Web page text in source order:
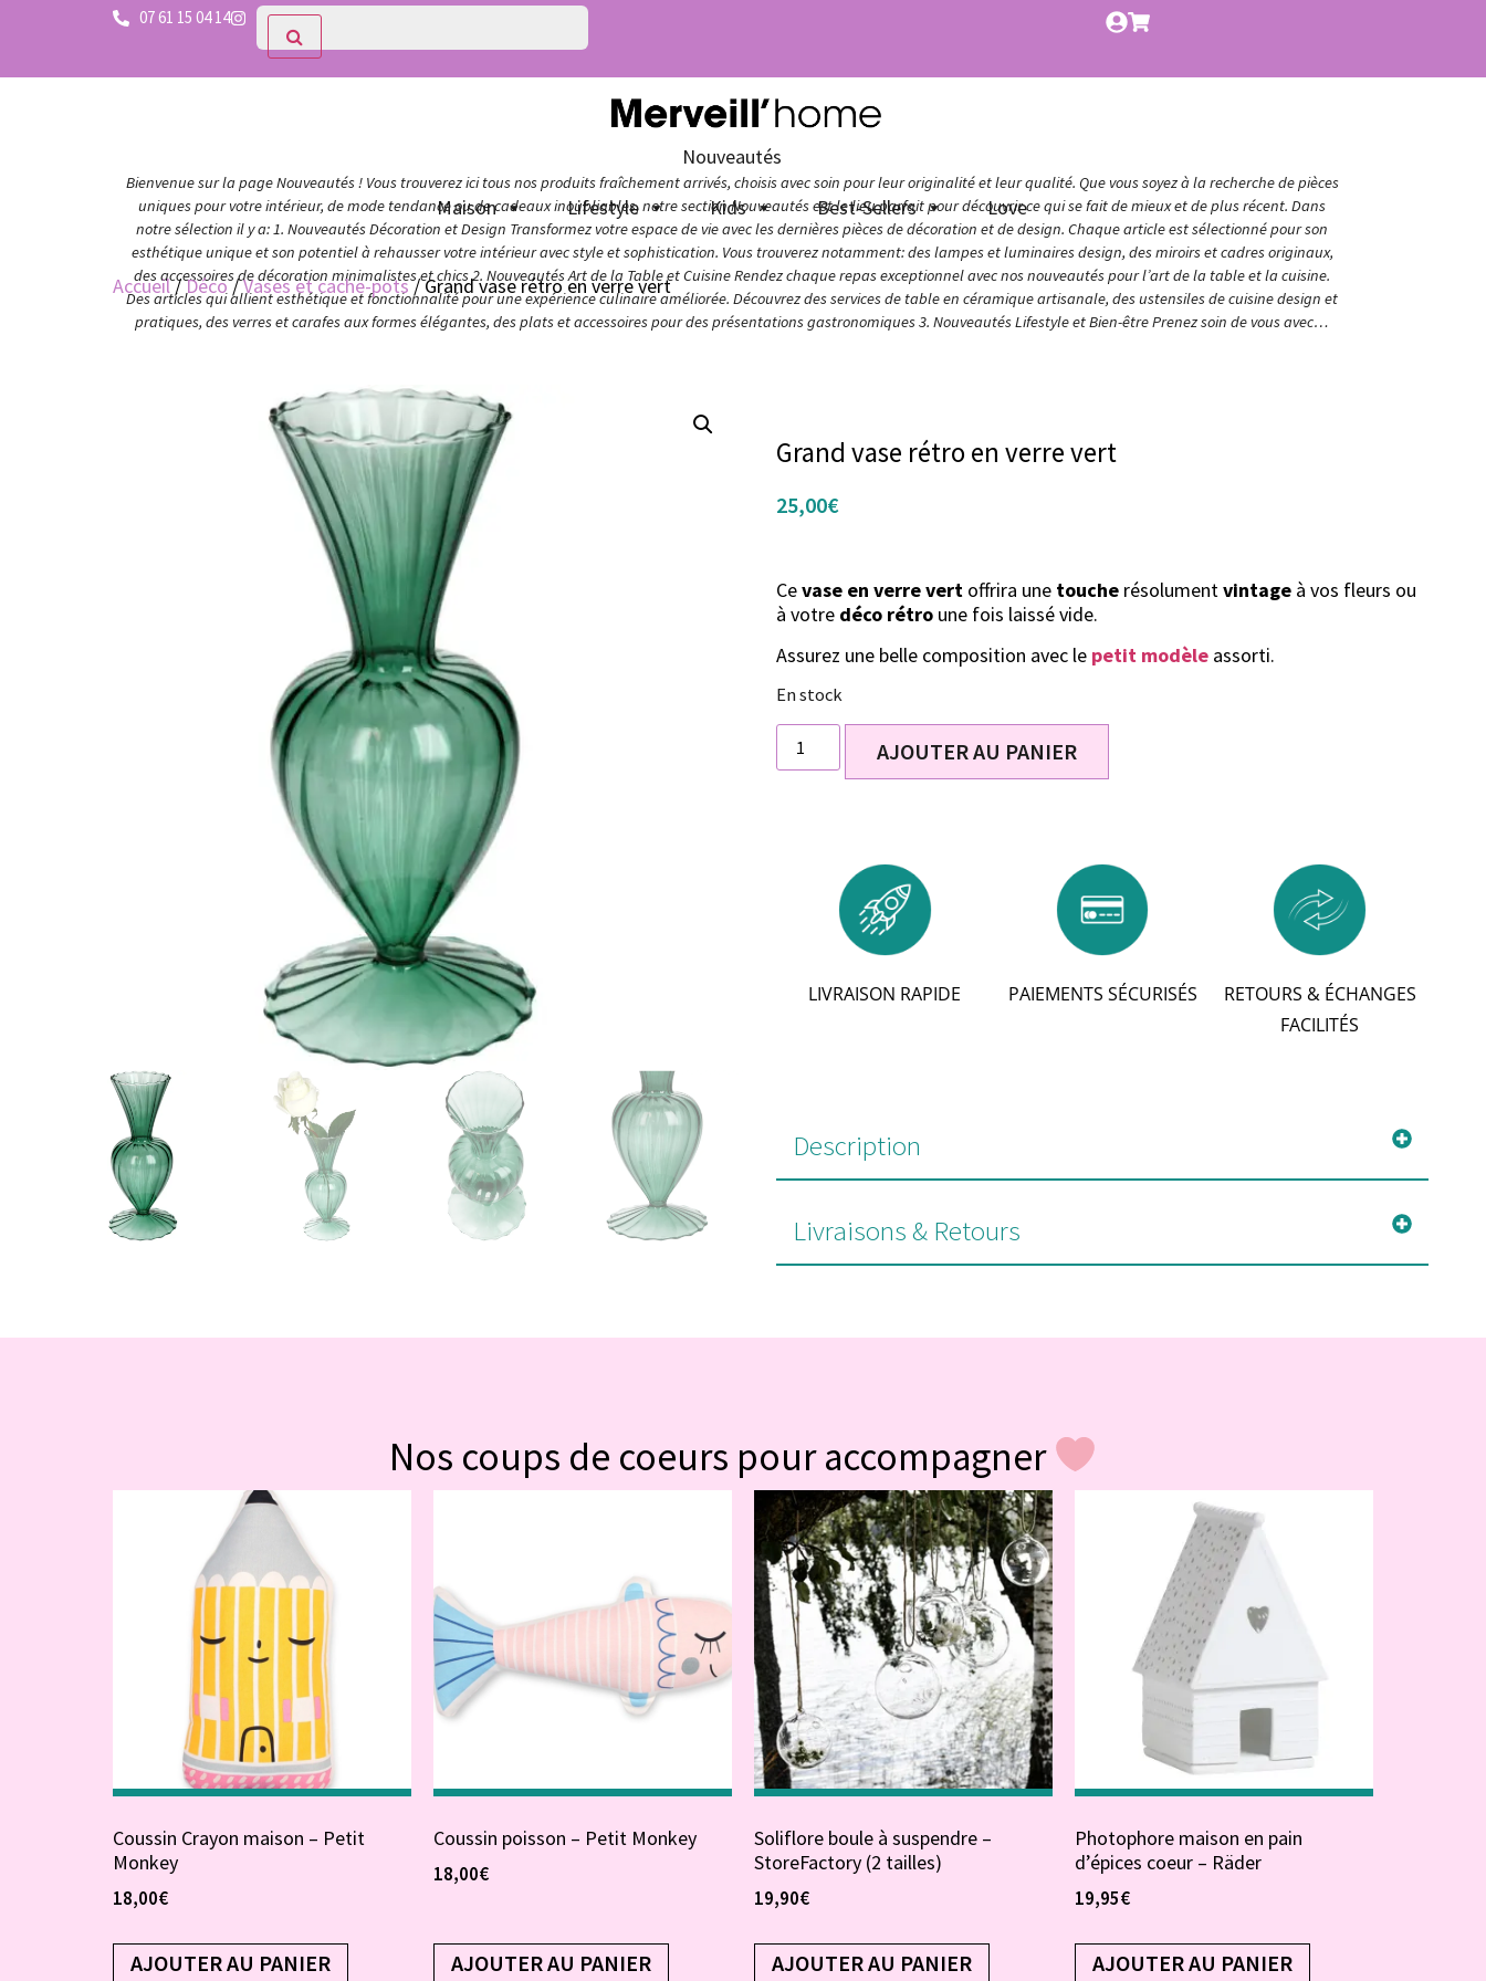
07 61 15 04 14
Nouveautés
Bienvenue sur la page Nouveautés ! Vous trouverez ici tous nos produits fraîchement arrivés, choisis avec soin pour leur originalité et leur qualité. Que vous soyez à la recherche de pièces
uniques pour votre intérieur, de mode tendance ou de cadeaux inoubliables, notre section Nouveautés est le lieu parfait pour découvrir ce qui se fait de mieux et de plus récent. Dans
notre sélection il y a: 1. Nouveautés Décoration et Design Transformez votre espace de vie avec les dernières pièces de décoration et de design. Chaque article est sélectionné pour son
esthétique unique et son potentiel à rehausser votre intérieur avec style et sophistication. Vous trouverez notamment: des lampes et luminaires design, des miroirs et cadres originaux,
des accessoires de décoration minimalistes et chics 2. Nouveautés Art de la Table et Cuisine Rendez chaque repas exceptionnel avec nos nouveautés pour l’art de la table et la cuisine.
Des articles qui allient esthétique et fonctionnalité pour une expérience culinaire améliorée. Découvrez des services de table en céramique artisanale, des ustensiles de cuisine design et
pratiques, des verres et carafes aux formes élégantes, des plats et accessoires pour des présentations gastronomiques 3. Nouveautés Lifestyle et Bien-être Prenez soin de vous avec…
Maison Lifestyle Kids Best-Sellers Love
Accueil/Déco/Vases et cache-pots/ Grand vase rétro en verre vert
Grand vase rétro en verre vert
25,00€
Cevase en verre vert offrira une touche résolumentvintage à vos fleurs ou
à votre déco rétro une fois laissé vide.
Assurez une belle composition avec le petit modèle assorti.
En stock
AJOUTER AU PANIER
LIVRAISON RAPIDE PAIEMENTS SÉCURISÉS
RETOURS & ÉCHANGES
FACILITÉS
Description
Livraisons & Retours
Nos coups de coeurs pour accompagner
Coussin Crayon maison – Petit
Monkey
18,00€
AJOUTER AU PANIER
Coussin poisson – Petit Monkey
18,00€
AJOUTER AU PANIER
Soliflore boule à suspendre –
StoreFactory (2 tailles)
19,90€
AJOUTER AU PANIER
Photophore maison en pain
d’épices coeur – Räder
19,95€
AJOUTER AU PANIER